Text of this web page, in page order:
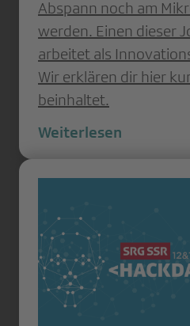
Abspann noch am
werden. Einen dieser
arbeitet als
Wir erklären dir hier
beinhaltet.
Weiterlesen